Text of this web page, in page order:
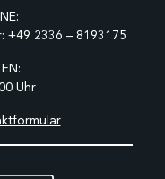
+49 2336 – 8193175
Uhr